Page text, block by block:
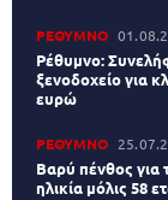
ΡΕΘΥΜΝΟ
Ρέθυμνο:
ξενοδοχείο για
ευρώ
ΡΕΘΥΜΝΟ
Βαρύ πένθος
ηλικία μόλις 58